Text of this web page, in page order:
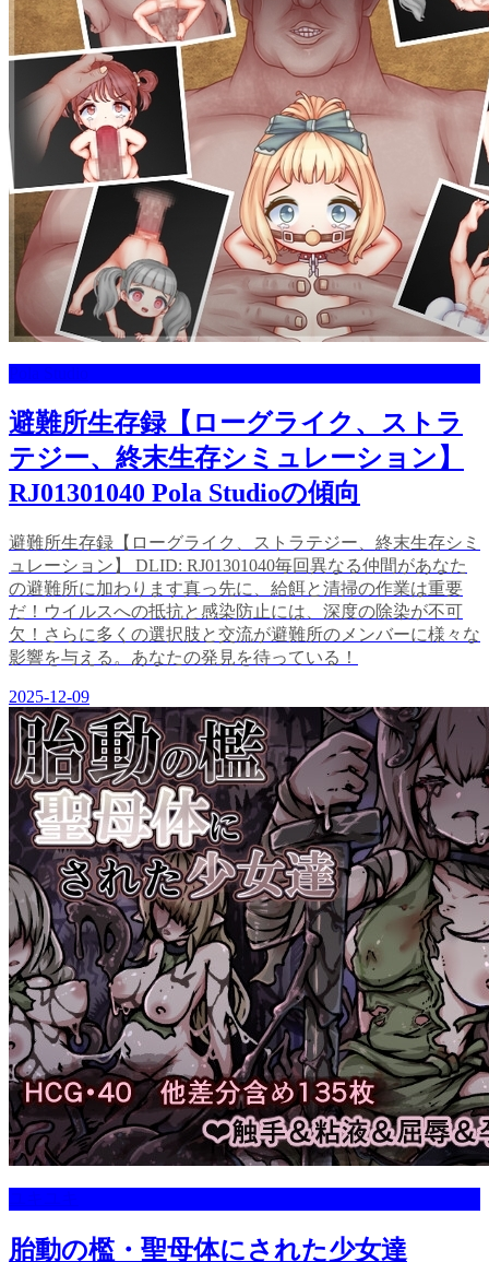
避難所生存録【ローグライク、ストラ
テジー、終末生存シミュレーション】
RJ01301040 Pola Studioの傾向
避難所生存録【ローグライク、ストラテジー、終末生存シミ
ュレーション】 DLID: RJ01301040毎回異なる仲間があなた
の避難所に加わります真っ先に、給餌と清掃の作業は重要
だ！ウイルスへの抵抗と感染防止には、深度の除染が不可
欠！さらに多くの選択肢と交流が避難所のメンバーに様々な
影響を与える。あなたの発見を待っている！
2025-12-09
胎動の檻・聖母体にされた少女達